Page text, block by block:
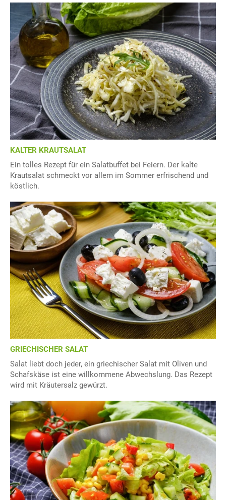
KALTER KRAUTSALAT
Ein tolles Rezept für ein Salatbuffet bei Feiern. Der kalte
Krautsalat schmeckt vor allem im Sommer erfrischend und
köstlich.
GRIECHISCHER SALAT
Salat liebt doch jeder, ein griechischer Salat mit Oliven und
Schafskäse ist eine willkommene Abwechslung. Das Rezept
wird mit Kräutersalz gewürzt.